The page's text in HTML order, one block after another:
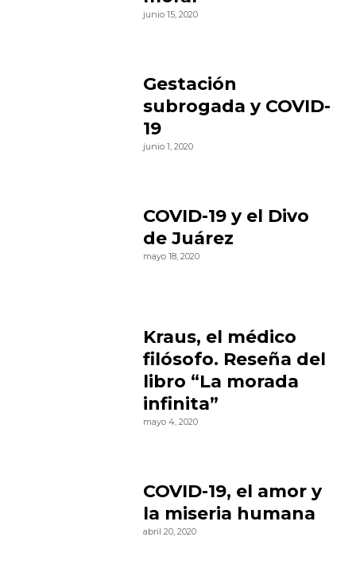
junio 15, 2020
Gestación
subrogada y COVID-
19
junio 1, 2020
COVID-19 y el Divo
de Juárez
mayo 18, 2020
Kraus, el médico
filósofo. Reseña del
libro “La morada
infinita”
mayo 4, 2020
COVID-19, el amor y
la miseria humana
abril 20, 2020